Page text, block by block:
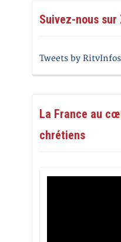
Suivez-nous sur
Tweets by RitvInfos
La France au
chrétiens